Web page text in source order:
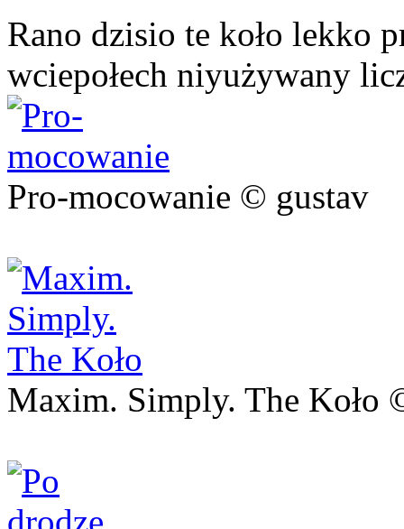
Rano dzisio te koło lekko
wciepołech niyużywany
Pro-mocowanie © gustav
Maxim. Simply. The Koło